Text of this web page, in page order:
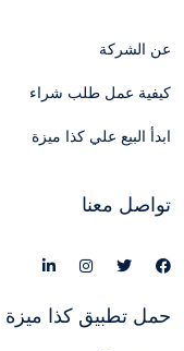
عن الشركة
كيفية عمل طلب شراء
ابدأ البيع علي كذا ميزة
تواصل معنا
حمل تطبيق كذا ميزة